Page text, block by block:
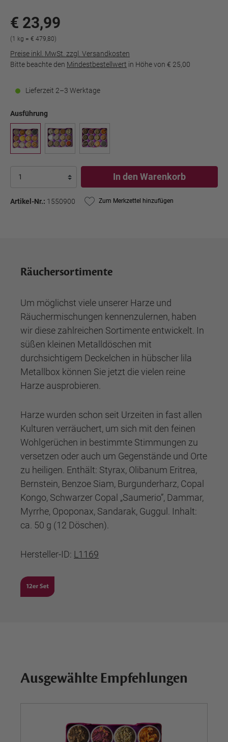
€ 23,99
(1 kg = € 479,80)
Preise inkl. MwSt. zzgl. Versandkosten
Bitte beachte den Mindestbestellwert in Höhe von € 25,00
Lieferzeit 2–3 Werktage
Ausführung
In den Warenkorb
Artikel-Nr.: 1550900 Zum Merkzettel hinzufügen
Räuchersortimente
Um möglichst viele unserer Harze und
Räuchermischungen kennenzulernen, haben
wir diese zahlreichen Sortimente entwickelt. In
süßen kleinen Metalldöschen mit
durchsichtigem Deckelchen in hübscher lila
Metallbox können Sie jetzt die vielen reine
Harze ausprobieren.
Harze wurden schon seit Urzeiten in fast allen
Kulturen verräuchert, um sich mit den feinen
Wohlgerüchen in bestimmte Stimmungen zu
versetzen oder auch um Gegenstände und Orte
zu heiligen. Enthält: Styrax, Olibanum Eritrea,
Bernstein, Benzoe Siam, Burgunderharz, Copal
Kongo, Schwarzer Copal „Saumerio”, Dammar,
Myrrhe, Opoponax, Sandarak, Guggul. Inhalt:
ca. 50 g (12 Döschen).
Hersteller-ID: L1169
Ausgewählte Empfehlungen